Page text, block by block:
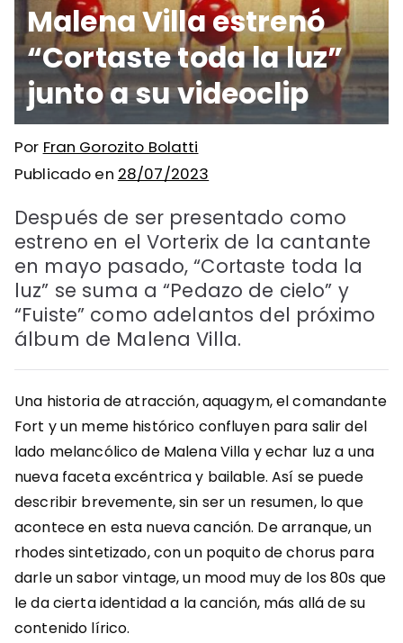
Malena Villa estrenó
“Cortaste toda la luz”
junto a su videoclip
Por Fran Gorozito Bolatti
Publicado en 28/07/2023
Después de ser presentado como
estreno en el Vorterix de la cantante
en mayo pasado, “Cortaste toda la
luz” se suma a “Pedazo de cielo” y
“Fuiste” como adelantos del próximo
álbum de Malena Villa.
Una historia de atracción, aquagym, el comandante
Fort y un meme histórico confluyen para salir del
lado melancólico de Malena Villa y echar luz a una
nueva faceta excéntrica y bailable. Así se puede
describir brevemente, sin ser un resumen, lo que
acontece en esta nueva canción. De arranque, un
rhodes sintetizado, con un poquito de chorus para
darle un sabor vintage, un mood muy de los 80s que
le da cierta identidad a la canción, más allá de su
contenido lírico.